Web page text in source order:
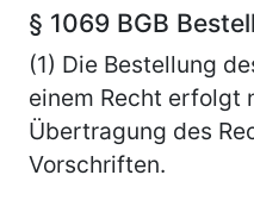
§ 1069 BGB
(1) Die Bestellung
einem Recht erfolgt
Übertragung des
Vorschriften.